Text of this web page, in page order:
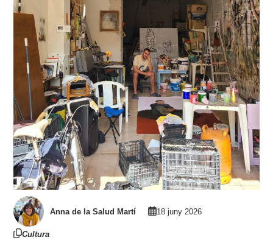
Anna de la Salud Martí 18 juny 2026
Cultura